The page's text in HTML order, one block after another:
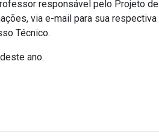
responsável pelo Projeto de
via e-mail para sua respectiva
Técnico.
ano.